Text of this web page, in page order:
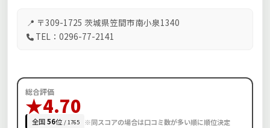
📍 〒309-1725 茨城県笠間市南小泉1340
TEL：0296-77-2141
総合評価
★4.70
全国56位 / 1765 ※同スコアの場合は口コミ数が多い順に順位決定